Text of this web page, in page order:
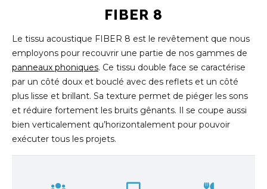
FIBER 8
Le tissu acoustique FIBER 8 est le revêtement que nous
employons pour recouvrir une partie de nos gammes de
panneaux phoniques. Ce tissu double face se caractérise
par un côté doux et bouclé avec des reflets et un côté
plus lisse et brillant. Sa texture permet de piéger les sons
et réduire fortement les bruits gênants. Il se coupe aussi
bien verticalement qu’horizontalement pour pouvoir
exécuter tous les projets.